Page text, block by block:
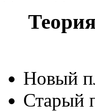
Новый
Старый